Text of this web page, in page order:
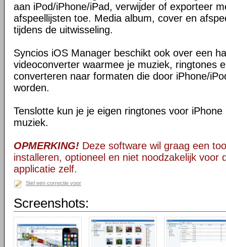
aan iPod/iPhone/iPad, verwijder of exporteer
afspeellijsten toe. Media album, cover en
tijdens de uitwisseling.
Syncios iOS Manager beschikt ook over een
videoconverter waarmee je muziek, ringtones
converteren naar formaten die door iPhone/
worden.
Tenslotte kun je je eigen ringtones voor
muziek.
OPMERKING! Deze software wil graag een
installeren, optioneel en niet noodzakelijk voor
applicatie zelf.
Stel een correctie voor
Screenshots: